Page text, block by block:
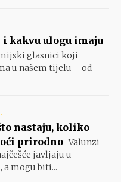
kakvu ulogu imaju
glasnici koji
u našem tijelu – od
nastaju, koliko
prirodno Valunzi
javljaju u
mogu biti...